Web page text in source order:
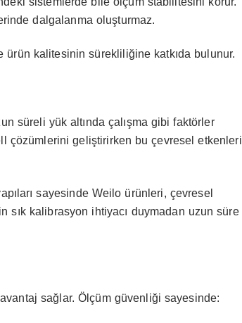
dalgalanma oluşturmaz.
ürün kalitesinin sürekliliğine katkıda bulunur.
süreli yük altında çalışma gibi faktörler
çözümlerini geliştirirken bu çevresel etkenleri
sayesinde Weilo ürünleri, çevresel
sık kalibrasyon ihtiyacı duymadan uzun süre
sağlar. Ölçüm güvenliği sayesinde: